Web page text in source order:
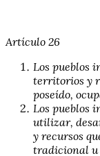
Artículo 26
Los pueblos
territorios y
poseído,
Los pueblos
utilizar,
y recursos
tradicional u